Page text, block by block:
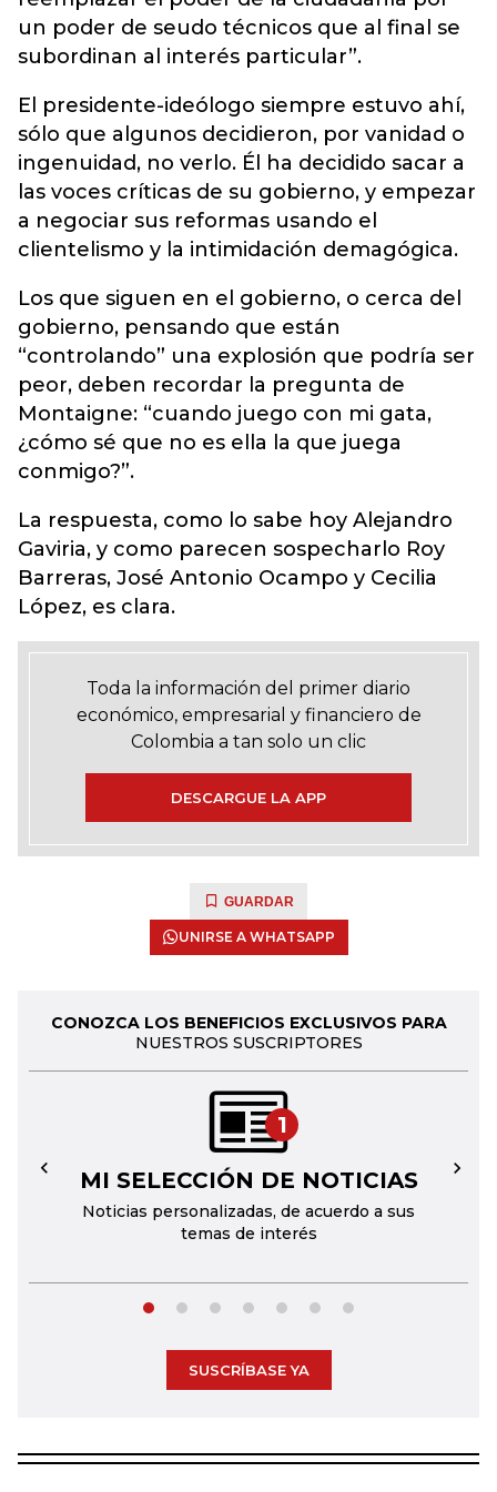
un poder de seudo técnicos que al final se
subordinan al interés particular”.
El presidente-ideólogo siempre estuvo ahí,
sólo que algunos decidieron, por vanidad o
ingenuidad, no verlo. Él ha decidido sacar a
las voces críticas de su gobierno, y empezar
a negociar sus reformas usando el
clientelismo y la intimidación demagógica.
Los que siguen en el gobierno, o cerca del
gobierno, pensando que están
“controlando” una explosión que podría ser
peor, deben recordar la pregunta de
Montaigne: “cuando juego con mi gata,
¿cómo sé que no es ella la que juega
conmigo?”.
La respuesta, como lo sabe hoy Alejandro
Gaviria, y como parecen sospecharlo Roy
Barreras, José Antonio Ocampo y Cecilia
López, es clara.
Toda la información del primer diario
económico, empresarial y financiero de
Colombia a tan solo un clic
DESCARGUE LA APP
GUARDAR
UNIRSE A WHATSAPP
CONOZCA LOS BENEFICIOS EXCLUSIVOS PARA
NUESTROS SUSCRIPTORES
1
MI SELECCIÓN DE NOTICIAS
Noticias personalizadas, de acuerdo a sus
temas de interés
← →
SUSCRÍBASE YA